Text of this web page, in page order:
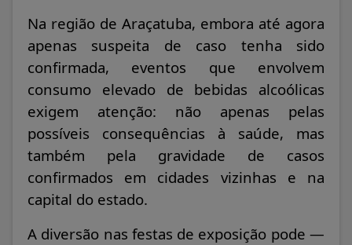
Na região de Araçatuba, embora até agora
apenas suspeita de caso tenha sido
confirmada, eventos que envolvem
consumo elevado de bebidas alcoólicas
exigem atenção: não apenas pelas
possíveis consequências à saúde, mas
também pela gravidade de casos
confirmados em cidades vizinhas e na
capital do estado.
A diversão nas festas de exposição pode —